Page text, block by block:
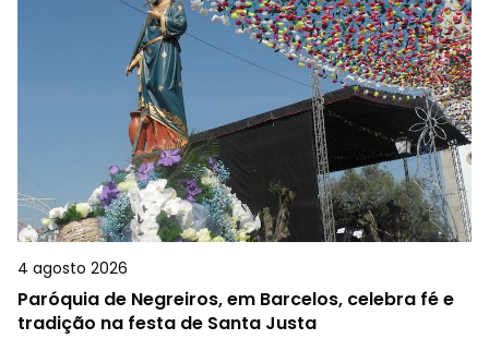
4 agosto 2026
Paróquia de Negreiros, em Barcelos, celebra fé e
tradição na festa de Santa Justa